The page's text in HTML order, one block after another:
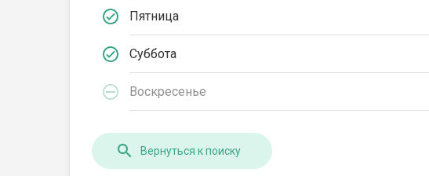
Пятница
Суббота
Воскресенье
Вернуться к поиску